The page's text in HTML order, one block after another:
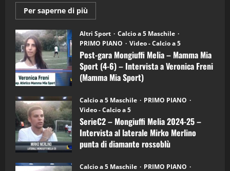
Per saperne di più
informazioni
Post-
gara
Mongiuffi
Melia
–
Mamma
Mia
Sport
6)
–
Intervista
a
mister
Arturo
Carciotto
(Mongiuffi
Altri Sport
Calcio a 5 Maschile
PRIMO PIANO
Video - Calcio a 5
Post-gara Mongiuffi Melia – Mamma Mia
Sport (4-6) – Intervista a Veronica Freni
(Mamma Mia Sport)
Calcio a 5 Maschile
PRIMO PIANO
Video - Calcio a 5
SerieC2 – Mongiuffi Melia 2024-25 –
Intervista al laterale Mirko Merlino
punta di diamante rossoblù
Calcio a 5 Maschile
PRIMO PIANO
3
"SportEmpire" in Podcast
“SportEmpire” in Podcast: 28^ Puntata
(Martedi 21 Aprile 2026)
21/04/2026
4
“SportEmpire” in Podcast: 27^ Puntata
(Martedi 14 Aprile 2026)
15/04/2026
“SportEmpire” in Podcast: 26^ Puntata